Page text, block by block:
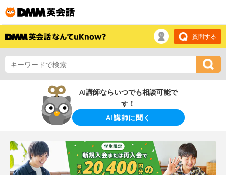
質問する
AI講師ならいつでも相談可能で
す！
AI講師に聞く